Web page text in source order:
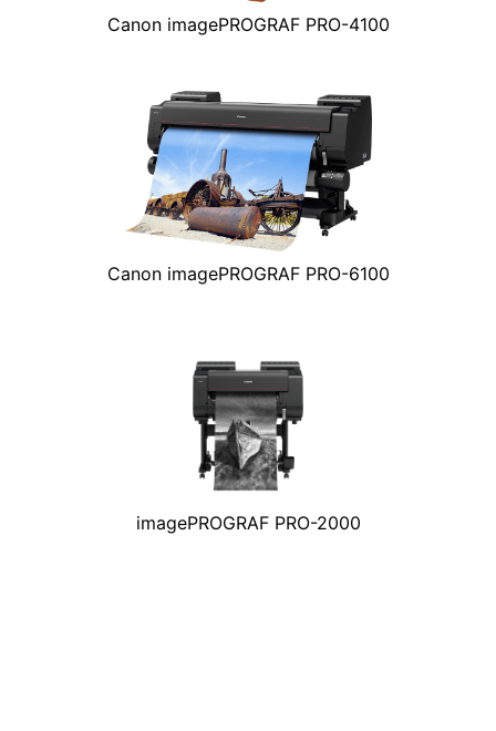
Canon imagePROGRAF PRO-4100
Canon imagePROGRAF PRO-6100
imagePROGRAF PRO-2000